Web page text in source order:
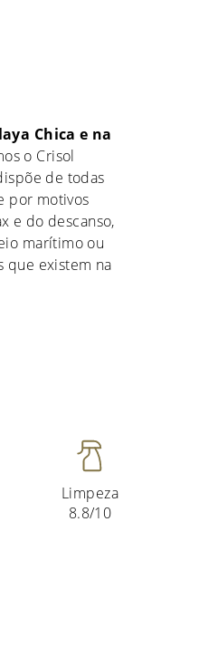
Chica e na
o Crisol
de todas
por motivos
e do descanso,
marítimo ou
que existem na
Limpeza
8.8/10